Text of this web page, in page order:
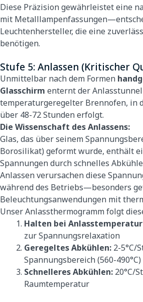
Diese Präzision gewährleistet eine
mit
Leuchtenhersteller, die eine
benötigen.
Stufe 5: Anlassen (Kritischer
Unmittelbar nach dem Formen
Glasschirm enternt der
temperaturgeregelter Brennofen, in
über 48-72 Stunden erfolgt.
Die Wissenschaft des Anlassens:
Glas, das über seinem
Borosilikat) geformt wurde, enthält
Spannungen durch schnelles
Anlassen verursachen diese
während des Betriebs—besonders
Beleuchtungsanwendungen mit
Unser Anlassthermogramm folgt
Halten bei Anlasstemperatur
zur Spannungsrelaxation
Geregeltes Abkühlen: 2-5°C/
Spannungsbereich (560-490°C)
Schnelleres Abkühlen: 20°C/
Raumtemperatur